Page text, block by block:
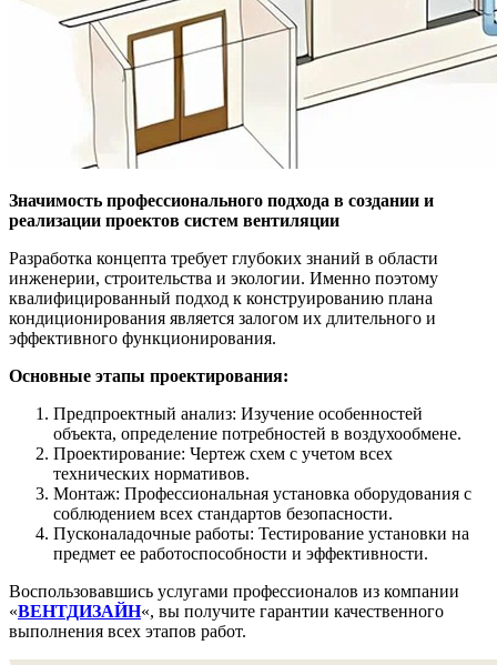
Значимость профессионального подхода в создании и
реализации проектов систем вентиляции
Разработка концепта требует глубоких знаний в области
инженерии, строительства и экологии. Именно поэтому
квалифицированный подход к конструированию плана
кондиционирования является залогом их длительного и
эффективного функционирования.
Основные этапы проектирования:
Предпроектный анализ: Изучение особенностей
объекта, определение потребностей в воздухообмене.
Проектирование: Чертеж схем с учетом всех
технических нормативов.
Монтаж: Профессиональная установка оборудования с
соблюдением всех стандартов безопасности.
Пусконаладочные работы: Тестирование установки на
предмет ее работоспособности и эффективности.
Воспользовавшись услугами профессионалов из компании
«ВЕНТДИЗАЙН«, вы получите гарантии качественного
выполнения всех этапов работ.